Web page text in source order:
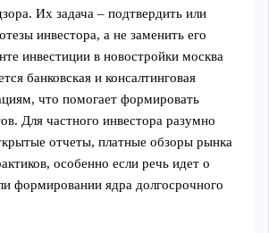
Их задача – подтвердить или
инвестора, а не заменить его
инвестиции в новостройки москва
банковская и консалтинговая
что помогает формировать
Для частного инвестора разумно
отчеты, платные обзоры рынка
особенно если речь идет о
формировании ядра долгосрочного